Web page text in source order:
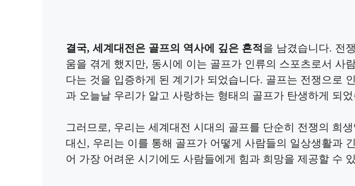
결국, 세계대전은 골프의 역사에 깊은 흔적 을 남겼습니다. 전
움을 겪게 했지만, 동시에 이는 골프가 인류의 스포츠로서 사
다는 것을 입증하게 된 계기가 되었습니다. 골프는 전쟁으로
과 오늘날 우리가 알고 사랑하는 형태의 골프가 탄생하게 되
그러므로, 우리는 세계대전 시대의 골프를 단순히 전쟁의 희
대신, 우리는 이를 통해 골프가 어떻게 사람들의 일상생활과
어 가장 어려운 시기에도 사람들에게 힘과 희망을 제공할 수